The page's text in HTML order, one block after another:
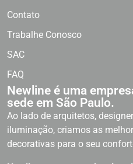
Contato
Trabalhe Conosco
SAC
FAQ
Newline é uma
sede em São Paulo.
Ao lado de arquitetos,
iluminação, criamos as
decorativas para o seu